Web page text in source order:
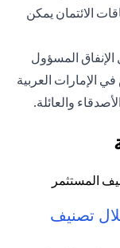
الائتمان يمكن
المسؤول
الإمارات العربية
والعائلة.
تصنيف